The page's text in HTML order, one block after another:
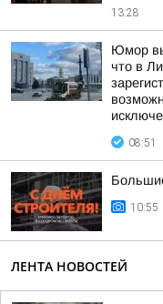
13:28
Юмор
что в
08:51
10:55
ЛЕНТА НОВОСТЕЙ